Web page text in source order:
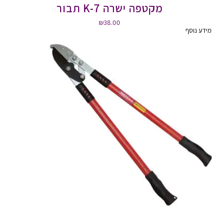
מקטפה ישרה K-7 תבור
₪38.00
מידע נוסף